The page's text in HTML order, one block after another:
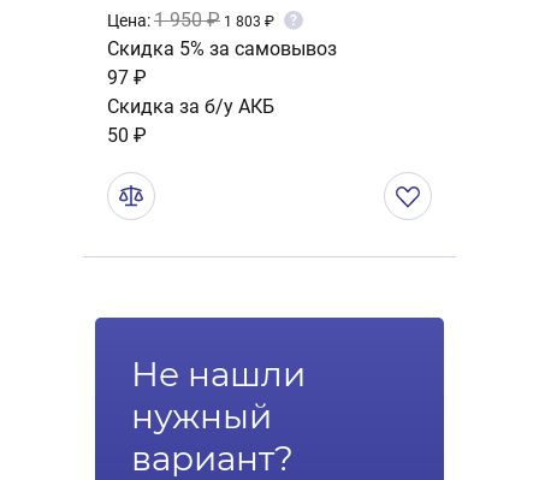
Цена:1 950 ₽ 1 803 ₽ ?
Скидка 5% за самовывоз
97 ₽
Скидка за б/у АКБ
50 ₽
Не нашли
нужный
вариант?